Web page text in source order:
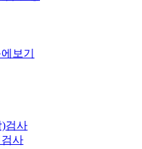
보기
검사
사